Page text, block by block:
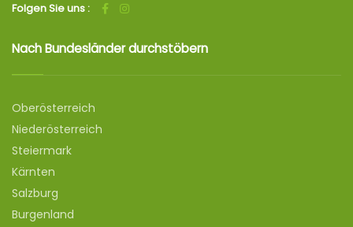
Folgen Sie uns :
Nach Bundesländer durchstöbern
Oberösterreich
Niederösterreich
Steiermark
Kärnten
Salzburg
Burgenland